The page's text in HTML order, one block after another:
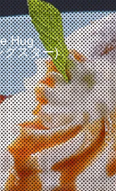
Hug
グスター)